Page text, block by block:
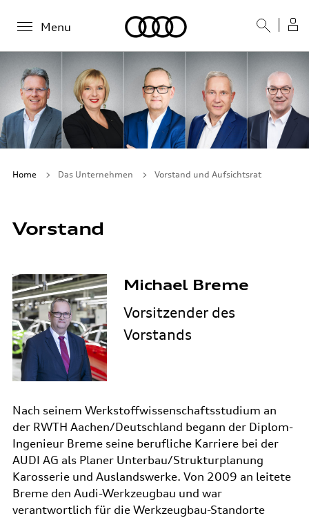
Menu
Home Das Unternehmen Vorstand und Aufsichtsrat
Vorstand
Nach seinem Werkstoffwissenschaftsstudium an
der RWTH Aachen/Deutschland begann der Diplom-
Ingenieur Breme seine berufliche Karriere bei der
AUDI AG als Planer Unterbau/Strukturplanung
Karosserie und Auslandswerke. Von 2009 an leitete
Breme den Audi-Werkzeugbau und war
verantwortlich für die Werkzeugbau-Standorte
Michael Breme
Vorsitzender des
Vorstands